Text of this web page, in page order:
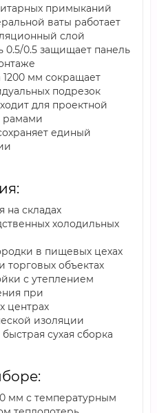
примыканий
ваты работает
слой
0.5/0.5 защищает панель
мм сокращает
подрезок
для проектной
рамами
единый
на складах
холодильных
в пищевых цехах
торговых объектах
с утеплением
при
центрах
изоляции
сухая сборка
мм с температурным